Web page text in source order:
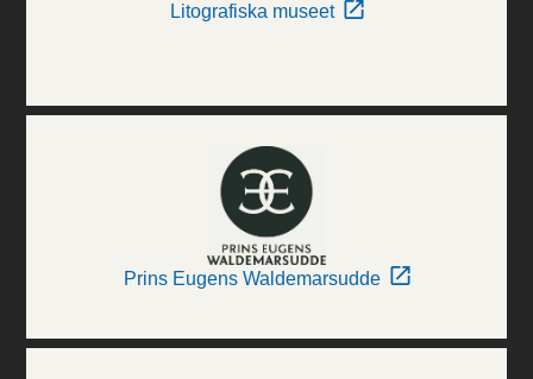
Litografiska museet
Prins Eugens Waldemarsudde